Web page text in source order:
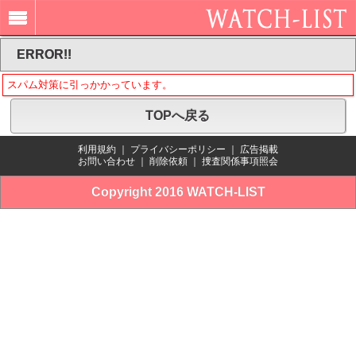
ERROR!!
スパム対策に引っかかっています。
TOPへ戻る
利用規約 プライバシーポリシー
広告掲載
お問い合わせ
削除依頼 捜査関係事項照会
Copyright 2016 WATCH-LIST